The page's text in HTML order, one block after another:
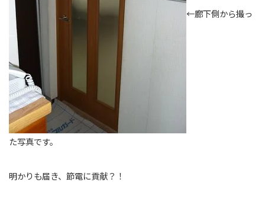
←廊下側から撮っ
た写真です。
明かりも届き、節電に貢献？！